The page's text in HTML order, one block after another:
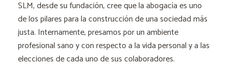
SLM, desde su fundación, cree que la abogacía es uno
de los pilares para la construcción de una sociedad más
justa. Internamente, presamos por un ambiente
profesional sano y con respecto a la vida personal y a las
elecciones de cada uno de sus colaboradores.